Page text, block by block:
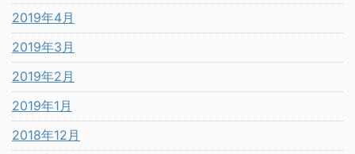
2019年4月
2019年3月
2019年2月
2019年1月
2018年12月